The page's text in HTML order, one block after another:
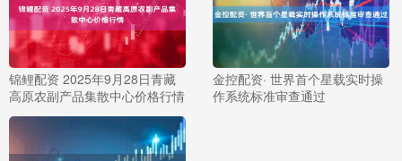
锦鲤配资 2025年9月28日青藏
高原农副产品集散中心价格行情
金控配资· 世界首个星载实时操
作系统标准审查通过